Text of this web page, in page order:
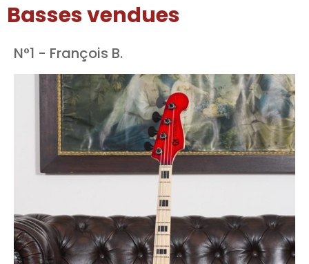
Basses vendues
N°1 - François B.